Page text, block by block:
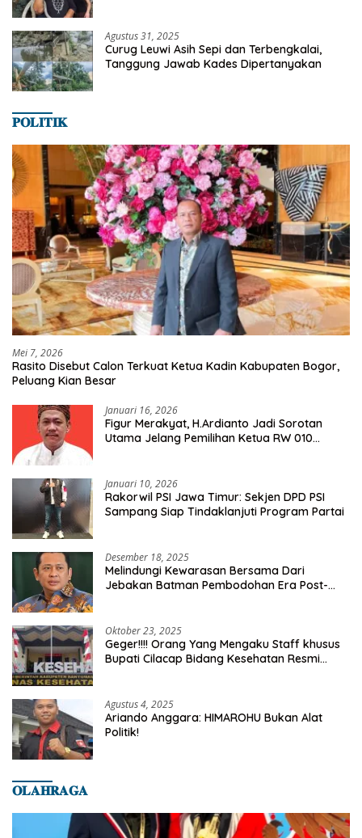
Agustus 31, 2025
Curug Leuwi Asih Sepi dan Terbengkalai,
Tanggung Jawab Kades Dipertanyakan
𝐏𝐎𝐋𝐈𝐓𝐈𝐊
Mei 7, 2026
Rasito Disebut Calon Terkuat Ketua Kadin Kabupaten Bogor,
Peluang Kian Besar
Januari 16, 2026
Figur Merakyat, H.Ardianto Jadi Sorotan
Utama Jelang Pemilihan Ketua RW 010
Januari 10, 2026
Rakorwil PSI Jawa Timur: Sekjen DPD PSI
Sampang Siap Tindaklanjuti Program Partai
Desember 18, 2025
Melindungi Kewarasan Bersama Dari
Jebakan Batman Pembodohan Era Post-
Oktober 23, 2025
Geger!!!! Orang Yang Mengaku Staff khusus
Bupati Cilacap Bidang Kesehatan Resmi
Agustus 4, 2025
Ariando Anggara: HIMAROHU Bukan Alat
Politik!
𝐎𝐋𝐀𝐇𝐑𝐀𝐆𝐀